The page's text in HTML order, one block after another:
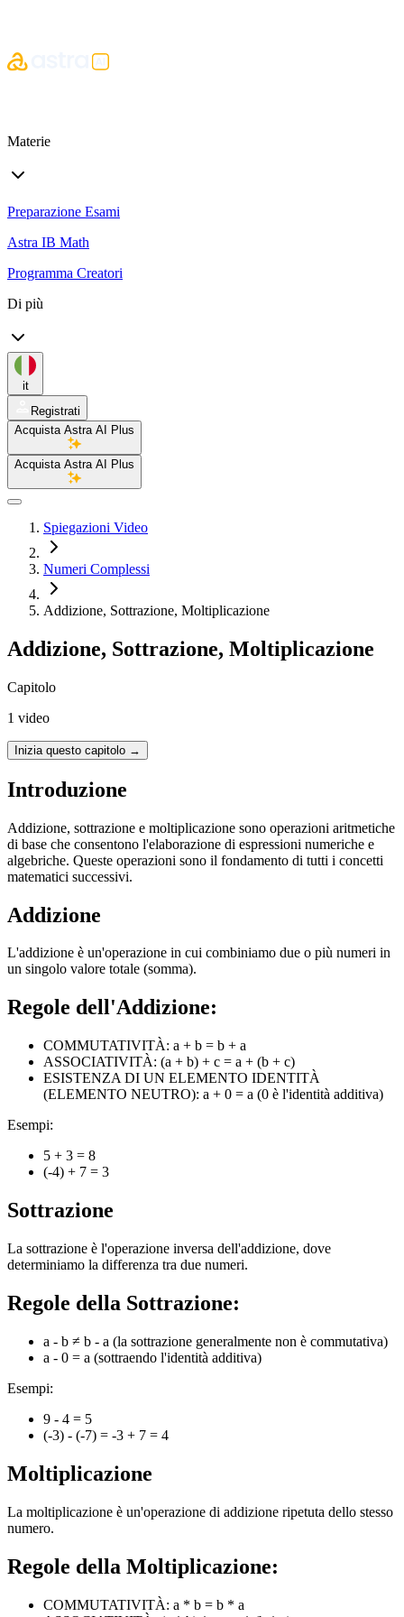
Materie
Preparazione Esami
Astra IB Math
Programma Creatori
Di più
it
Registrati
Acquista Astra AI Plus
Acquista Astra AI Plus
Spiegazioni Video
Numeri Complessi
Addizione, Sottrazione, Moltiplicazione
Addizione, Sottrazione, Moltiplicazione
Capitolo
1 video
Inizia questo capitolo →
Introduzione
Addizione, sottrazione e moltiplicazione sono operazioni aritmetiche
di base che consentono l'elaborazione di espressioni numeriche e
algebriche. Queste operazioni sono il fondamento di tutti i concetti
matematici successivi.
Addizione
L'addizione è un'operazione in cui combiniamo due o più numeri in
un singolo valore totale (somma).
Regole dell'Addizione:
COMMUTATIVITÀ: a + b = b + a
ASSOCIATIVITÀ: (a + b) + c = a + (b + c)
ESISTENZA DI UN ELEMENTO IDENTITÀ
(ELEMENTO NEUTRO): a + 0 = a (0 è l'identità additiva)
Esempi:
5 + 3 = 8
(-4) + 7 = 3
Sottrazione
La sottrazione è l'operazione inversa dell'addizione, dove
determiniamo la differenza tra due numeri.
Regole della Sottrazione:
a - b ≠ b - a (la sottrazione generalmente non è commutativa)
a - 0 = a (sottraendo l'identità additiva)
Esempi:
9 - 4 = 5
(-3) - (-7) = -3 + 7 = 4
Moltiplicazione
La moltiplicazione è un'operazione di addizione ripetuta dello stesso
numero.
Regole della Moltiplicazione:
COMMUTATIVITÀ: a * b = b * a